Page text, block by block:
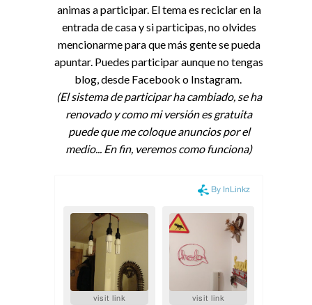
animas a participar. El tema es reciclar en la
entrada de casa y si participas, no olvides
mencionarme para que más gente se pueda
apuntar. Puedes participar aunque no tengas
blog, desde Facebook o Instagram.
(El sistema de participar ha cambiado, se ha
renovado y como mi versión es gratuita
puede que me coloque anuncios por el
medio... En fin, veremos como funciona)